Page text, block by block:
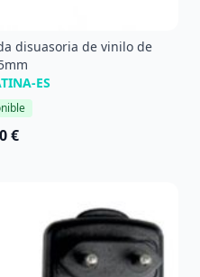
disuasoria de vinilo de
ES
€